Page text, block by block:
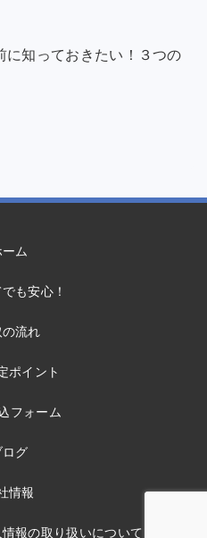
に知っておきたい！３つの
ーム
も安心！
の流れ
ポイント
フォーム
ログ
情報
報の取り扱いについて